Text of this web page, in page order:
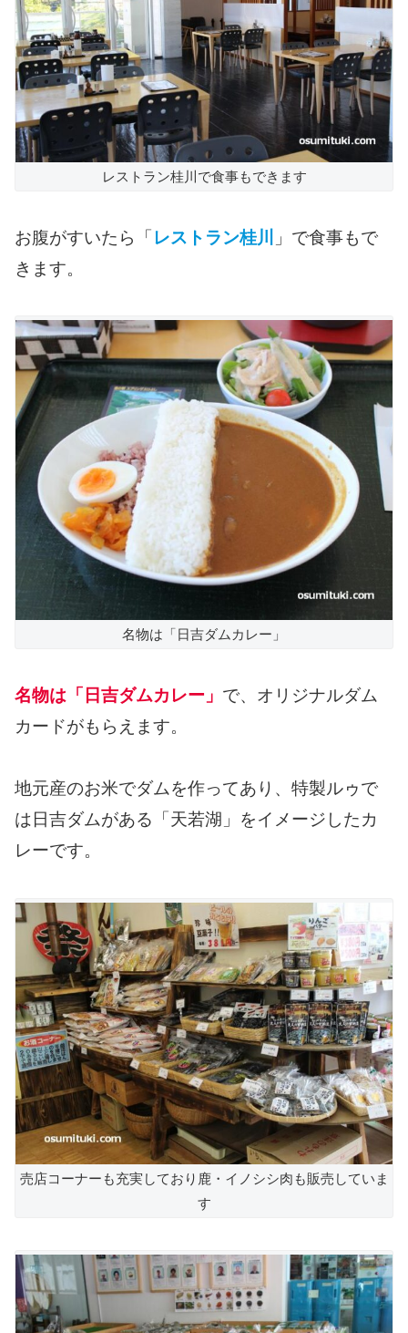
レストラン桂川で食事もできます
お腹がすいたら「 レストラン桂川
」で食事もで
きます。
名物は「日吉ダムカレー」
名物は「日吉ダムカレー」 で、オリジナルダム
カードがもらえます。
地元産のお米でダムを作ってあり、特製ルゥで
は日吉ダムがある「天若湖」をイメージしたカ
レーです。
売店コーナーも充実しており鹿・イノシシ肉も販売していま
す